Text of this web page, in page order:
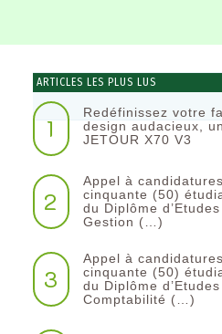
ARTICLES LES PLUS LUS
1
Redéfinissez votre
design audacieux,
JETOUR X70 V3
2
Appel à
cinquante (50)
du Diplôme
Gestion (…)
3
Appel à
cinquante (50)
du Diplôme
Comptabilité (…)